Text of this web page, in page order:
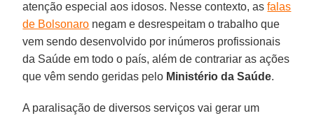
atenção especial aos idosos. Nesse contexto, asfalas
de Bolsonaro negam e desrespeitam o trabalho que
vem sendo desenvolvido por inúmeros profissionais
da Saúde em todo o país, além de contrariar as ações
que vêm sendo geridas pelo Ministério da Saúde.
A paralisação de diversos serviços vai gerar um